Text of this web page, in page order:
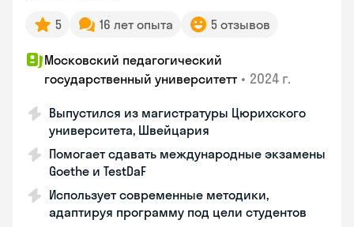
5 16 лет опыта 5 отзывов
Московский педагогический
государственный университетт • 2024 г.
Выпустился из магистратуры Цюрихского
университета, Швейцария
Помогает сдавать международные экзамены
Goethe и TestDaF
Использует современные методики,
адаптируя программу под цели студентов